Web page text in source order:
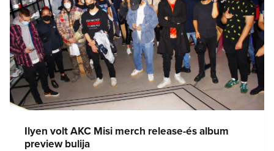
Ilyen volt AKC Misi merch release-és album
preview bulija